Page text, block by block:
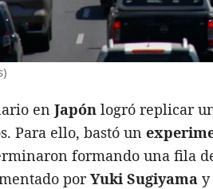
en Japón logró replicar
Para ello, bastó un
formando una fila
porYuki Sugiyama y